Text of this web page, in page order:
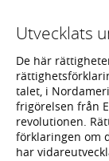
Utvecklats
De här
talet, i
frigörelsen från
revolutionen.
förklaringen om
har